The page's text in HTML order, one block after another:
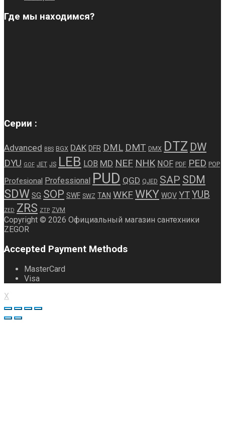
Где мы находимся?
Серии :
Advanced BBS BGX DAK DFR DML DMT DMX DTZ DW
DYU GOF JET JS LEB LOB MD NEF NHK NOF PDF PED POP
Profesional Professional PUD QGD QJED SAP SDM
SDW SG SOP SWF SWZ TAN WKFWKY WQV YTYUB
ZED ZRS ZTP ZVM
Copyright © 2026 Официальный магазин сантехники
ZEGOR
Accepted Payment Methods
MasterCard
Visa
X